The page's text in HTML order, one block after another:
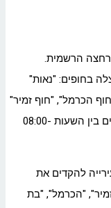
בחופים: "נאות"
הכרמל", "חוף זמיר"
ו"חוף דדו", אשר יעניקו שירותי הצלה למתרחצים בין השעות 08:00-
להקדים את
"הכרמל", "בת